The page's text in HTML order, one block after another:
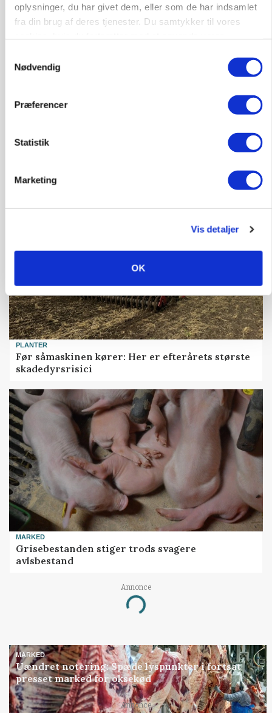
oplysninger, du har givet dem, eller som de har indsamlet
fra din brug af deres tjenester. Du samtykker til vores
Nødvendig
Præferencer
Statistik
Marketing
Vis detaljer
OK
Loading...
Snart kan man søge tilskud til naturprojekter
PLANTER
Før såmaskinen kører: Her er efterårets største
skadedyrsrisici
MARKED
Grisebestanden stiger trods svagere
avlsbestand
Annonce
Loading...
MARKED
Uændret notering: Spæde lyspunkter i fortsat
presset marked for oksekød
Annonce